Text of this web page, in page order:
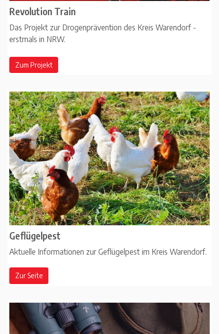
Revolution Train
Das Projekt zur Drogenprävention des Kreis Warendorf -
erstmals in NRW.
Zum Projekt
Geflügelpest
Aktuelle Informationen zur Geflügelpest im Kreis Warendorf.
Zur Seite